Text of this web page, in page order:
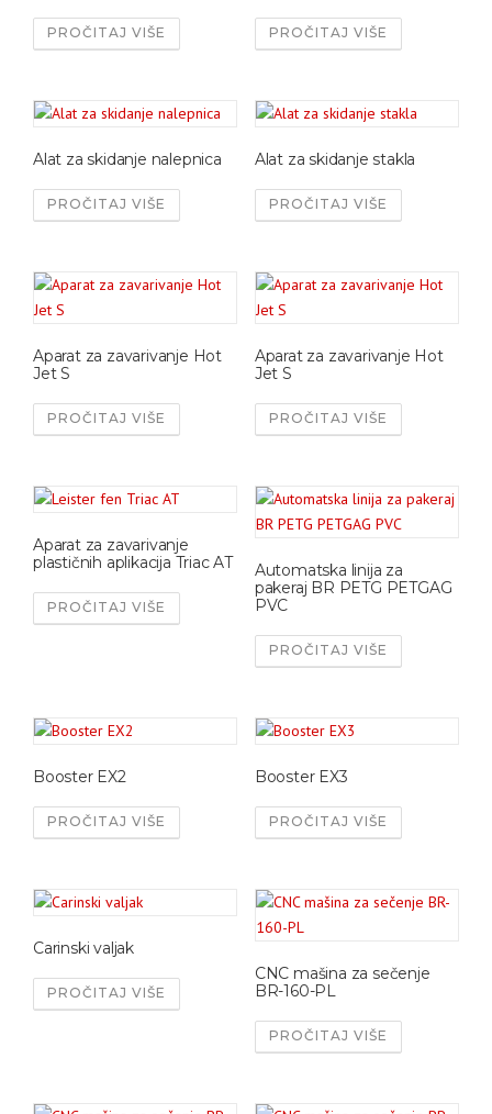
PROČITAJ VIŠE PROČITAJ VIŠE
Alat za skidanje nalepnica
PROČITAJ VIŠE
Alat za skidanje stakla
PROČITAJ VIŠE
Aparat za zavarivanje Hot
Jet S
PROČITAJ VIŠE
Aparat za zavarivanje Hot
Jet S
PROČITAJ VIŠE
Aparat za zavarivanje
plastičnih aplikacija Triac AT
PROČITAJ VIŠE
Automatska linija za
pakeraj BR PETG PETGAG
PVC
PROČITAJ VIŠE
Booster EX2
PROČITAJ VIŠE
Booster EX3
PROČITAJ VIŠE
Carinski valjak
PROČITAJ VIŠE
CNC mašina za sečenje
BR-160-PL
PROČITAJ VIŠE